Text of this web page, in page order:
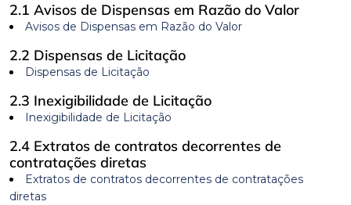
2.1 Avisos de Dispensas em Razão do Valor
Avisos de Dispensas em Razão do Valor
2.2 Dispensas de Licitação
Dispensas de Licitação
2.3 Inexigibilidade de Licitação
Inexigibilidade de Licitação
2.4 Extratos de contratos decorrentes de
contratações diretas
Extratos de contratos decorrentes de contratações
diretas